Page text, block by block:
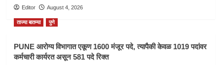
Editor August 4, 2026
ताज्या बातम्या पुणे
PUNE आरोग्य विभागात एकूण 1600 मंजूर पदे, त्यापैकी केवळ 1019 पदांवर
कर्मचारी कार्यरत असून 581 पदे रिक्त